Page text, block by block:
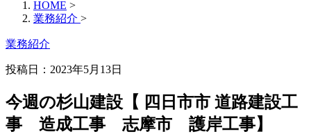
HOME >
業務紹介 >
業務紹介
投稿日：2023年5月13日
今週の杉山建設【 四日市市 道路建設工
事 造成工事 志摩市 護岸工事】